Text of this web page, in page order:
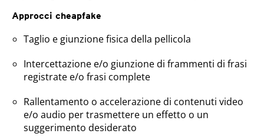
Approcci cheapfake
Taglio e giunzione fisica della pellicola
Intercettazione e/o giunzione di frammenti di frasi
registrate e/o frasi complete
Rallentamento o accelerazione di contenuti video
e/o audio per trasmettere un effetto o un
suggerimento desiderato